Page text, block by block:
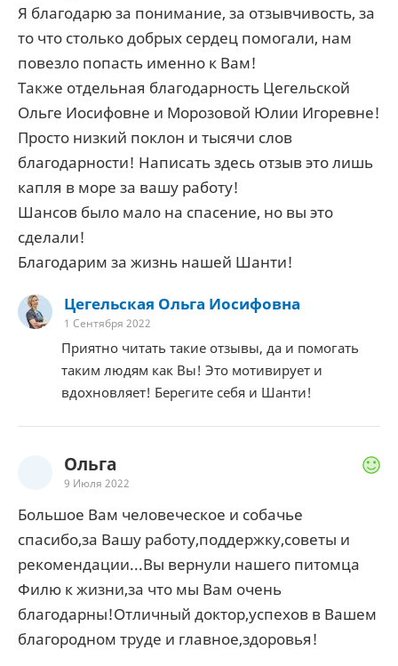
Я благодарю за понимание, за отзывчивость, за
то что столько добрых сердец помогали, нам
повезло попасть именно к Вам!
Также отдельная благодарность Цегельской
Ольге Иосифовне и Морозовой Юлии Игоревне!
Просто низкий поклон и тысячи слов
благодарности! Написать здесь отзыв это лишь
капля в море за вашу работу!
Шансов было мало на спасение, но вы это
сделали!
Благодарим за жизнь нашей Шанти!
Цегельская Ольга Иосифовна
1 Сентября 2022
Приятно читать такие отзывы, да и помогать
таким людям как Вы! Это мотивирует и
вдохновляет! Берегите себя и Шанти!
Ольга
9 Июля 2022
Большое Вам человеческое и собачье
спасибо,за Вашу работу,поддержку,советы и
рекомендации...Вы вернули нашего питомца
Филю к жизни,за что мы Вам очень
благодарны!Отличный доктор,успехов в Вашем
благородном труде и главное,здоровья!